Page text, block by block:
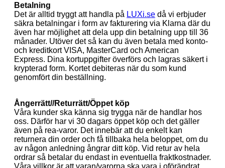
Betalning
Det är alltid tryggt att handla på LUXi.se då vi erbjuder
säkra betalningar i form av fakturering via Klarna där du
även har möjlighet att dela upp din betalning upp till 36
månader. Utöver det så kan du även betala med konto-
och kreditkort VISA, MasterCard och American
Express. Dina kortuppgifter överförs och lagras säkert i
krypterad form. Kortet debiteras när du som kund
genomfört din beställning.
Ångerrätt//Returrätt/Öppet köp
Våra kunder ska känna sig trygga när de handlar hos
oss. Därför har vi 30 dagars öppet köp och det gäller
även på rea-varor. Det innebär att du enkelt kan
returnera din order och få tillbaka hela beloppet, om du
av någon anledning ångrar ditt köp. Vid retur av hela
ordrar så betalar du endast in eventuella fraktkostnader.
Våra villkor är att varan/varorna ska vara i oförändrat